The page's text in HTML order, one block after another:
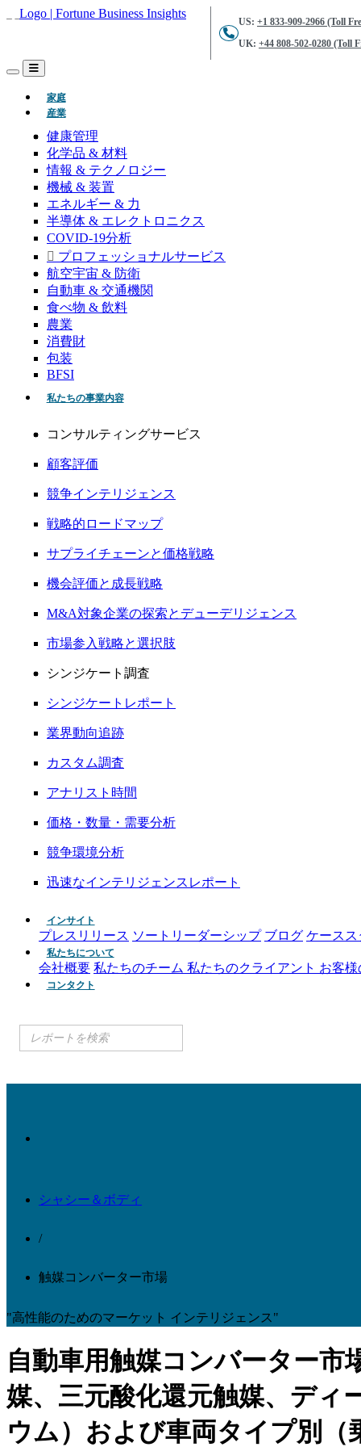
US: +1 833-909-2966 (Toll
UK: +44 808-502-0280 (Toll
家庭(現在)
産業
健康管理
化学品 & 材料
情報 & テクノロジー
機械 & 装置
エネルギー & 力
半導体 & エレクトロニクス
COVID-19分析
プロフェッショナルサービス
航空宇宙 & 防衛
自動車 & 交通機関
食べ物 & 飲料
農業
消費財
包装
BFSI
私たちの事業内容
コンサルティングサービス
顧客評価
競争インテリジェンス
戦略的ロードマップ
サプライチェーンと価格戦略
機会評価と成長戦略
M&A対象企業の探索とデューデリジェンス
市場参入戦略と選択肢
シンジケート調査
シンジケートレポート
業界動向追跡
カスタム調査
アナリスト時間
価格・数量・需要分析
競争環境分析
迅速なインテリジェンスレポート
インサイト
プレスリリース ソートリーダーシップ ブログ ケースス
私たちについて
会社概要 私たちのチーム 私たちのクライアント お客様
コンタクト
シャシー＆ボディ
/
触媒コンバーター市場
"高性能のためのマーケット インテリジェンス"
自動車用触媒コンバーター市
媒、三元酸化還元触媒、ディ
ウム）および車両タイプ別（